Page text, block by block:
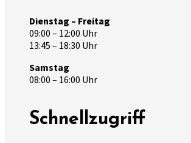
Dienstag – Freitag
09:00 – 12:00 Uhr
13:45 – 18:30 Uhr
Samstag
08:00 – 16:00 Uhr
Schnellzugriff